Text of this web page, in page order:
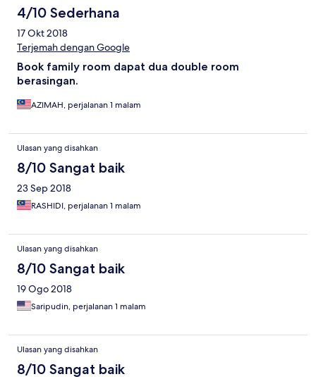
4/10 Sederhana
17 Okt 2018
Terjemah dengan Google
Book family room dapat dua double room
berasingan.
AZIMAH, perjalanan 1 malam
Ulasan yang disahkan
8/10 Sangat baik
23 Sep 2018
RASHIDI, perjalanan 1 malam
Ulasan yang disahkan
8/10 Sangat baik
19 Ogo 2018
Saripudin, perjalanan 1 malam
Ulasan yang disahkan
8/10 Sangat baik